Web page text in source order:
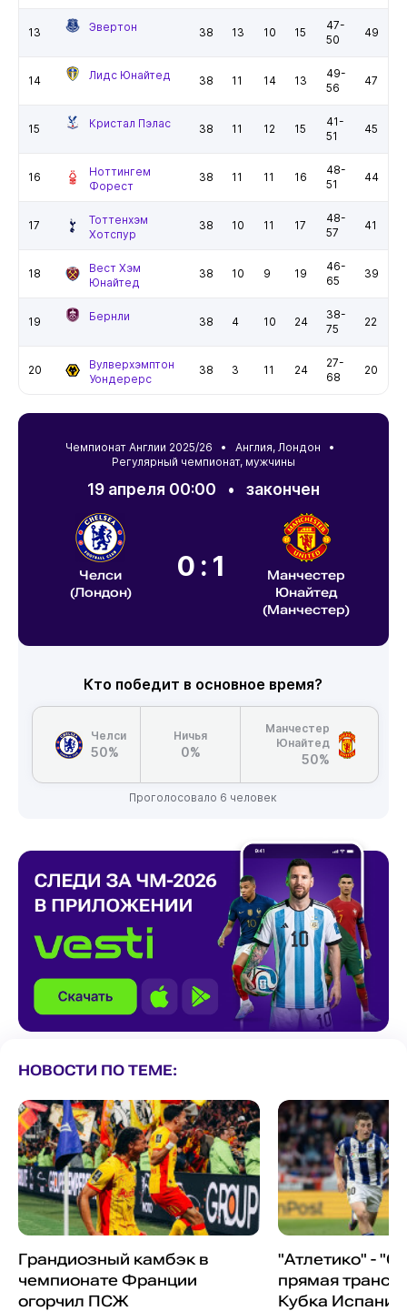
13 Эвертон 38 13 10 15
47-
50
49
14 Лидс Юнайтед 38 11 14 13
49-
56
47
15 Кристал Пэлас 38 11 12 15
41-
51
45
16
Ноттингем
Форест
38 11 11 16
48-
51
44
17
Тоттенхэм
Хотспур
38 10 11 17
48-
57
41
18
Вест Хэм
Юнайтед
38 10 9 19
46-
65
39
19 Бернли 38 4 10 24
38-
75
22
20
Вулверхэмптон
Уондерерс
38 3 11 24
27-
68
20
Чемпионат Англии 2025/26 •Англия, Лондон •
Регулярный чемпионат, мужчины
19 апреля 00:00 • закончен
Челси
(Лондон)
0:1
Манчестер
Юнайтед
(Манчестер)
Кто победит в основное время?
Челси
50%
Ничья
0%
Манчестер
Юнайтед
50%
Проголосовало 6 человек
НОВОСТИ ПО ТЕМЕ:
Грандиозный камбэк в
чемпионате Франции
огорчил ПСЖ
"Атлетико" -
прямая
Кубка Испании